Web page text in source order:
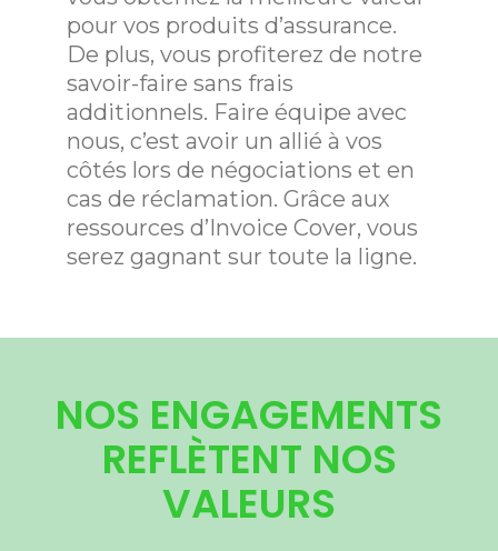
pour vos produits d’assurance.
De plus, vous profiterez de notre
savoir-faire sans frais
additionnels. Faire équipe avec
nous, c’est avoir un allié à vos
côtés lors de négociations et en
cas de réclamation. Grâce aux
ressources d’Invoice Cover, vous
serez gagnant sur toute la ligne.
NOS ENGAGEMENTS
REFLÈTENT NOS
VALEURS